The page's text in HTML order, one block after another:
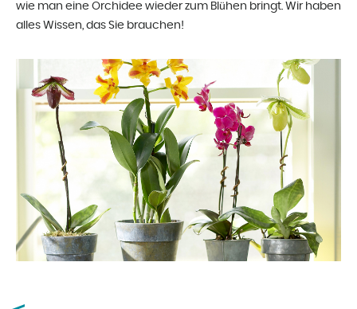
wie man eine Orchidee wieder zum Blühen bringt. Wir haben
alles Wissen, das Sie brauchen!